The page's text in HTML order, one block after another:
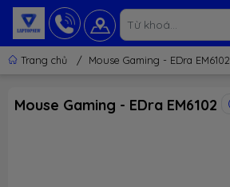
Trang chủ / Mouse Gaming - EDra EM6102
Mouse Gaming - EDra EM6102